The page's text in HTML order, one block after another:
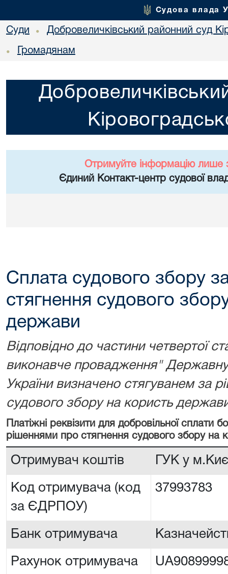
Судова влада
Суди • Добровеличківський районний суд
• Громадянам
Отримуйте інформацію лише
Єдиний Контакт-центр судової
Сплата судового збору
стягнення судового
держави
Відповідно до частини четвертої
виконавче провадження" Державну
України визначено стягуванем за
судового збору на користь
Платіжні реквізити для добровільної
рішеннями про стягнення судового збору на
Отримувач коштів ГУК у
Код отримувача (код
за ЄДРПОУ)
37993783
Банк отримувача
Рахунок отримувача